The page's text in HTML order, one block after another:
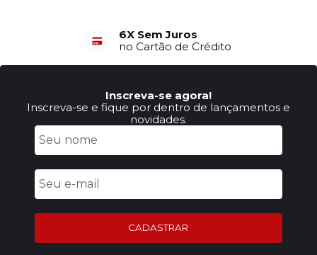
6X Sem Juros
no Cartão de Crédito
Inscreva-se agora!
Inscreva-se e fique por dentro de lançamentos e
novidades.
CADASTRAR